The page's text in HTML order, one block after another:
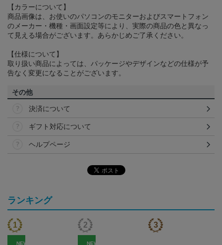
【カラーについて】
商品画像は、お使いのパソコンのモニターおよびスマートフォン
のメーカー・機種・画面設定等により、実際の商品の色と異なっ
て見える場合がございます。あらかじめご了承ください。
【仕様について】
取り扱い商品によっては、パッケージやデザインなどの仕様が予
告なく変更になることがございます。
その他
決済について
ギフト対応について
ヘルプページ
ランキング
NEW NEW